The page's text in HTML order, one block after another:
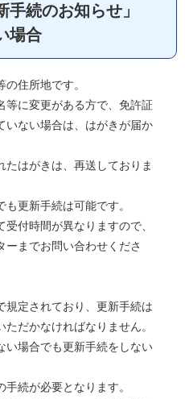
手続のお知らせ」
場合
住所地です。
に変更がある方で、免許証
いない場合は、はがきが届か
はがきは、再送しておりま
更新手続は可能です。
付時間が異なりますので、
ーまでお問い合わせくださ
定されており、更新手続は
だかなければなりません。
い場合でも更新手続をしない
続が必要となります。